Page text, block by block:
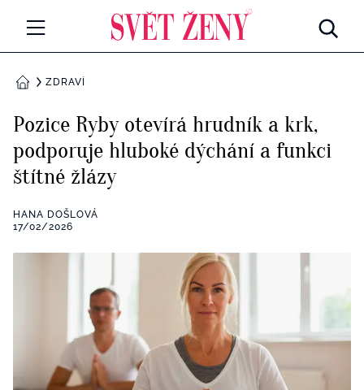
Všechny kategorie
Rozhovory
RETROHUBKY
Všechny kategorie
Seberozvoj
Životní styl
Všechny kategorie
Testy a kvízy
Všechny kategorie
BurdaMedia
DOMŮZDRAVÍ
Pozice Ryby otevírá hrudník a krk,
podporuje hluboké dýchání a funkci
štítné žlázy
HANA DOŠLOVÁ
17/02/2026